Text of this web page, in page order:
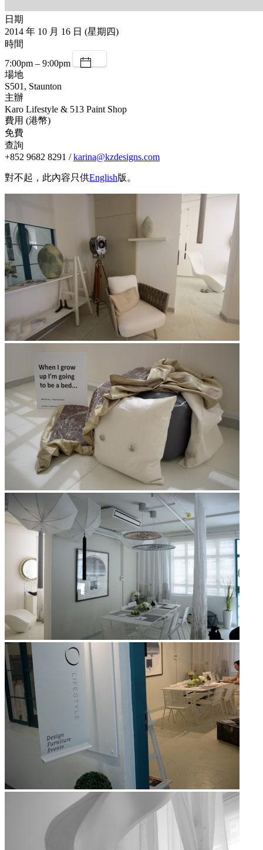
日期
2014 年 10 月 16 日 (星期四)
時間
7:00pm – 9:00pm
場地
S501, Staunton
主辦
Karo Lifestyle & 513 Paint Shop
費用 (港幣)
免費
查詢
+852 9682 8291 /karina@kzdesigns.com
對不起，此內容只供English版。